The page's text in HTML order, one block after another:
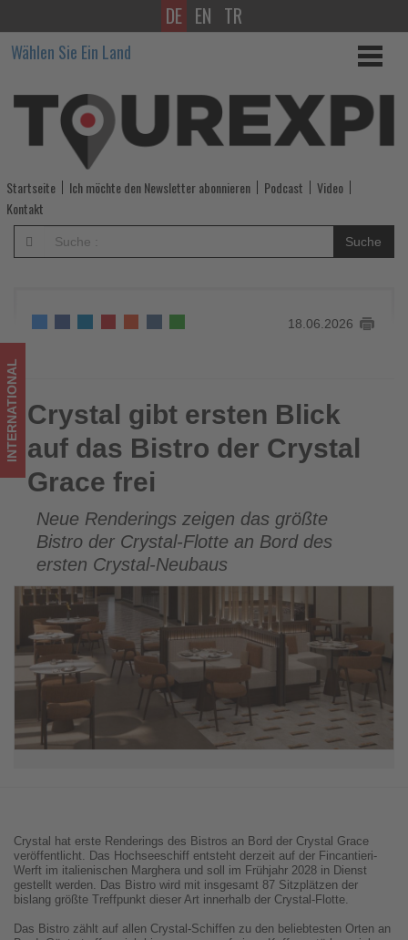
Crystal
gibt
ersten
Blick
auf
das
Bistro
Crystal
Grace
frei
-
Wissen,
was
Tourismus
los
ist!
DE EN TR
Wählen Sie Ein Land
Startseite Ich möchte den Newsletter abonnieren Podcast
Video
Kontakt
Suche
18.06.2026
Crystal gibt ersten Blick auf das Bistro der Crystal Grace
frei
INTERNATIONAL Crystal gibt ersten Blick
auf das Bistro der Crystal
Grace frei
Neue Renderings zeigen das größte
Bistro der Crystal-Flotte an Bord des
ersten Crystal-Neubaus
Crystal hat erste Renderings des Bistros an Bord der Crystal Grace
veröffentlicht. Das Hochseeschiff entsteht derzeit auf der Fincantieri-
Werft im italienischen Marghera und soll im Frühjahr 2028 in Dienst
gestellt werden. Das Bistro wird mit insgesamt 87 Sitzplätzen der
bislang größte Treffpunkt dieser Art innerhalb der Crystal-Flotte.
Das Bistro zählt auf allen Crystal-Schiffen zu den beliebtesten Orten an